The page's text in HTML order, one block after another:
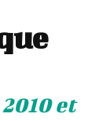
et